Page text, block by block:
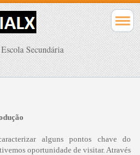
Secundária
alguns pontos chave do
oportunidade de visitar. Através